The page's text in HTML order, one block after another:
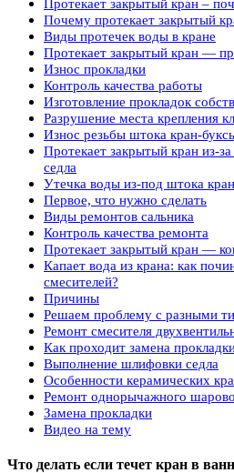
Почему протекает закрытый
Виды протечек воды в кране
Протекает закрытый кран —
Износ прокладки
Контроль качества работы
Изготовление прокладок
Разрушение места крепления
Износ резьбы штока кран-
Протекает закрытый кран из-
седла
Утечка воды из-под штока
Первое, что нужно сделать
Виды ремонтов сальника
Контроль качества ремонта
Протекает закрытый кран —
Капает вода из крана: как
смесителей?
Причины
Решаем проблему с разными
Ремонт смесителя
Как проходит замена
Выполнение шлифовки седла
Особенности керамических
Ремонт однорычажного
Замена прокладки
Видео на тему
Что делать если течет кран в